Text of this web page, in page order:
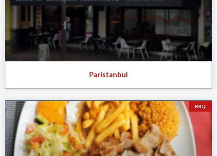
Paristanbul
BBQ